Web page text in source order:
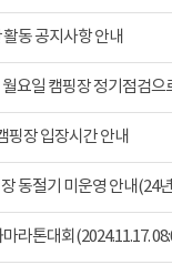
동 공지사항 안내
월요일 캠핑장 정기점검
핑장 입장시간 안내
동절기 미운영 안내(24
라톤대회(2024.11.17.